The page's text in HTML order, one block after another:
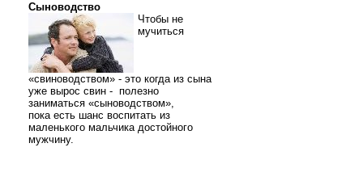
Сыноводство
Чтобы не
мучиться
«свиноводством» - это когда из сына
уже вырос свин - полезно
заниматься «сыноводством»,
пока есть шанс воспитать из
маленького мальчика достойного
мужчину.